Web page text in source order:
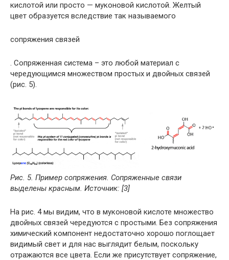
кислотой или просто — муконовой кислотой. Желтый
цвет образуется вследствие так называемого
сопряжения связей
. Сопряженная система – это любой материал с
чередующимся множеством простых и двойных связей
(рис. 5).
Рис. 5. Пример сопряжения. Сопряженные связи
выделены красным. Источник: [3]
На рис. 4 мы видим, что в муконовой кислоте множество
двойных связей чередуются с простыми. Без сопряжения
химический компонент недостаточно хорошо поглощает
видимый свет и для нас выглядит белым, поскольку
отражаются все цвета. Если же присутствует сопряжение,